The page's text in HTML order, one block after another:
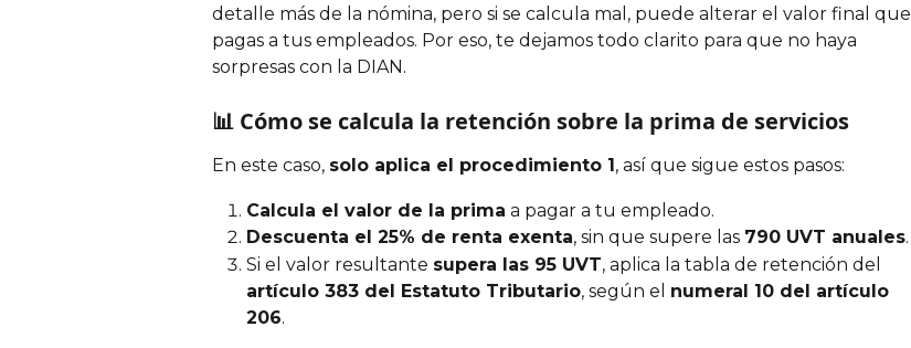
detalle más de la nómina, pero si se calcula mal, puede alterar el valor final que
pagas a tus empleados. Por eso, te dejamos todo clarito para que no haya
sorpresas con la DIAN.
📊 Cómo se calcula la retención sobre la prima de servicios
En este caso, solo aplica el procedimiento 1 , así que sigue estos pasos:
Calcula el valor de la prima a pagar a tu empleado.
Descuenta el 25% de renta exenta, sin que supere las 790 UVT anuales.
Si el valor resultante supera las 95 UVT, aplica la tabla de retención del
artículo 383 del Estatuto Tributario, según el numeral 10 del artículo
206.